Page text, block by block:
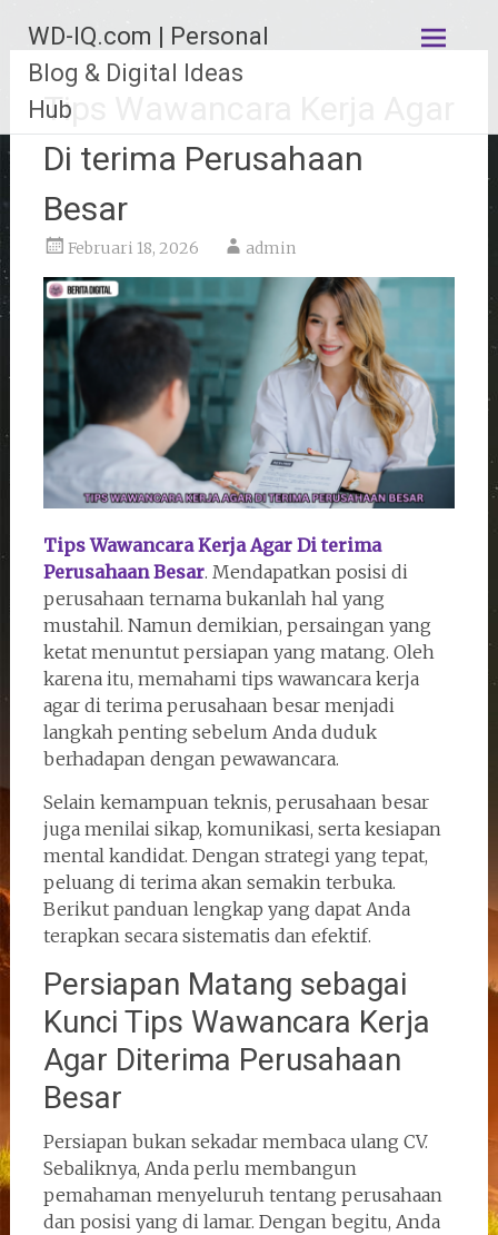
konten
WD-IQ.com | Personal
Blog & Digital Ideas
Hub
Tips Wawancara Kerja Agar
Di terima Perusahaan
Besar
Februari 18, 2026 admin
Tips Wawancara Kerja Agar Di terima
Perusahaan Besar. Mendapatkan posisi di
perusahaan ternama bukanlah hal yang
mustahil. Namun demikian, persaingan yang
ketat menuntut persiapan yang matang. Oleh
karena itu, memahami tips wawancara kerja
agar di terima perusahaan besar menjadi
langkah penting sebelum Anda duduk
berhadapan dengan pewawancara.
Selain kemampuan teknis, perusahaan besar
juga menilai sikap, komunikasi, serta kesiapan
mental kandidat. Dengan strategi yang tepat,
peluang di terima akan semakin terbuka.
Berikut panduan lengkap yang dapat Anda
terapkan secara sistematis dan efektif.
Persiapan Matang sebagai
Kunci Tips Wawancara Kerja
Agar Diterima Perusahaan
Besar
Persiapan bukan sekadar membaca ulang CV.
Sebaliknya, Anda perlu membangun
pemahaman menyeluruh tentang perusahaan
dan posisi yang di lamar. Dengan begitu, Anda